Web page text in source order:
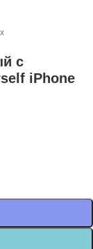
с
iPhone